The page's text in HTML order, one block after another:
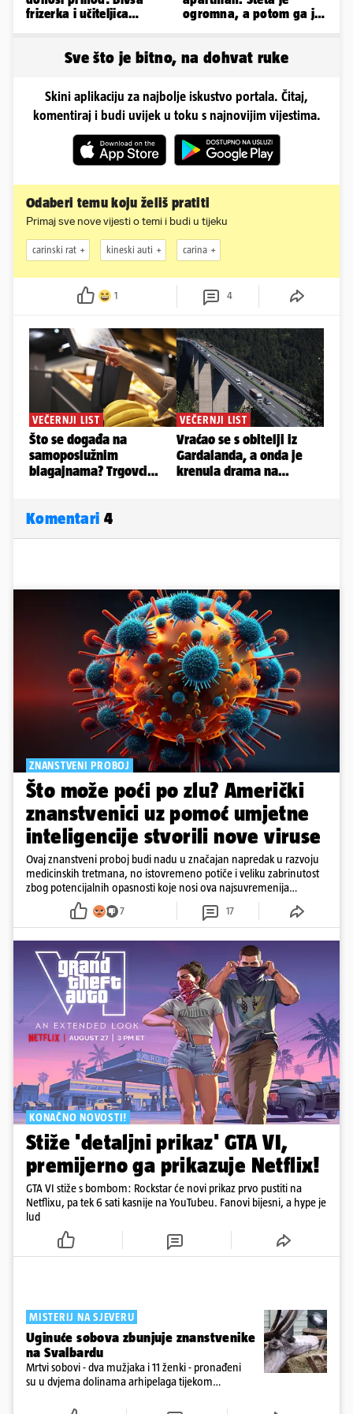
frizerka i učiteljica
ogromna, a potom ga je
Sve što je bitno, na dohvat ruke
Skini aplikaciju za najbolje iskustvo portala. Čitaj,
komentiraj i budi uvijek u toku s najnovijim vijestima.
Odaberi temu koju želiš pratiti
Primaj sve nove vijesti o temi i budi u tijeku
carinski rat kineski auti carina
1 4
Komentari 4
ZNANSTVENI PROBOJ
Što može poći po zlu? Američki
znanstvenici uz pomoć umjetne
inteligencije stvorili nove viruse
Ovaj znanstveni proboj budi nadu u značajan napredak u razvoju
medicinskih tretmana, no istovremeno potiče i veliku zabrinutost
zbog potencijalnih opasnosti koje nosi ova najsuvremenija
tehnologija.
7 17
KONAČNO NOVOSTI!
Stiže 'detaljni prikaz' GTA VI,
premijerno ga prikazuje Netflix!
GTA VI stiže s bombom: Rockstar će novi prikaz prvo pustiti na
Netflixu, pa tek 6 sati kasnije na YouTubeu. Fanovi bijesni, a hype je
lud
MISTERIJ NA SJEVERU
Uginuće sobova zbunjuje znanstvenike
na Svalbardu
Mrtvi sobovi - dva mužjaka i 11 ženki - pronađeni
su u dvjema dolinama arhipelaga tijekom